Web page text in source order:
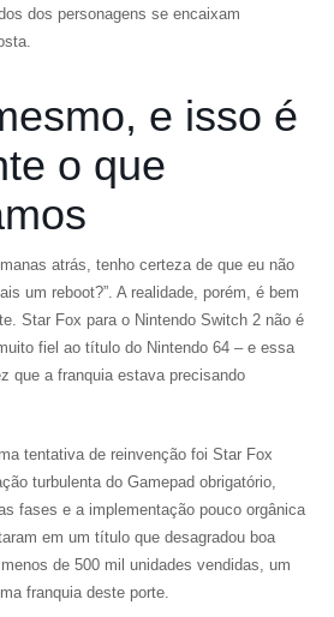
dos personagens se encaixam
e isso é
o que
atrás, tenho certeza de que eu não
um reboot?”. A realidade, porém, é bem
Star Fox para o Nintendo Switch 2 não é
fiel ao título do Nintendo 64 – e essa
que a franquia estava precisando
tentativa de reinvenção foi Star Fox
turbulenta do Gamepad obrigatório,
fases e a implementação pouco orgânica
em um título que desagradou boa
de 500 mil unidades vendidas, um
franquia deste porte.